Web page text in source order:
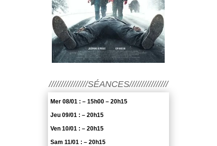
////////////////SÉANCES////////////////
Mer 08/01 : – 15h00 – 20h15
Jeu 09/01 : – 20h15
Ven 10/01 : – 20h15
Sam 11/01 : – 20h15